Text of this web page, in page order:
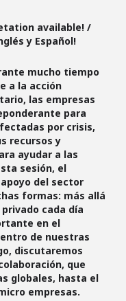
available! /
y Español!
mucho tiempo
a la acción
las empresas
para
por crisis,
recursos y
ayudar a las
sesión, el
del sector
formas: más allá
cada día
en el
de nuestras
discutaremos
que
globales, hasta el
empresas.